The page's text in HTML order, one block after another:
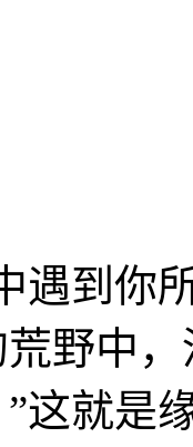
遇到你
野中
这就是